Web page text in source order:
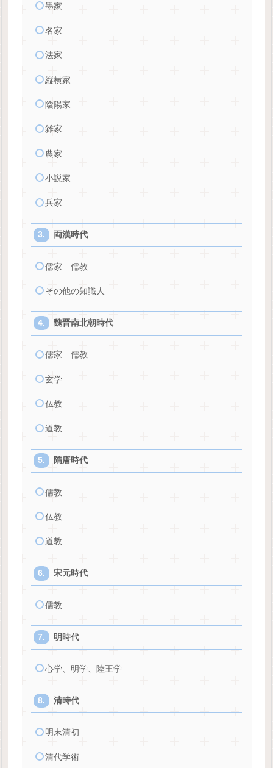
墨家
名家
法家
縦横家
陰陽家
雑家
農家
小説家
兵家
両漢時代
儒家 儒教
その他の知識人
魏晋南北朝時代
儒家 儒教
玄学
仏教
道教
隋唐時代
儒教
仏教
道教
宋元時代
儒教
明時代
心学、明学、陸王学
清時代
明末清初
清代学術